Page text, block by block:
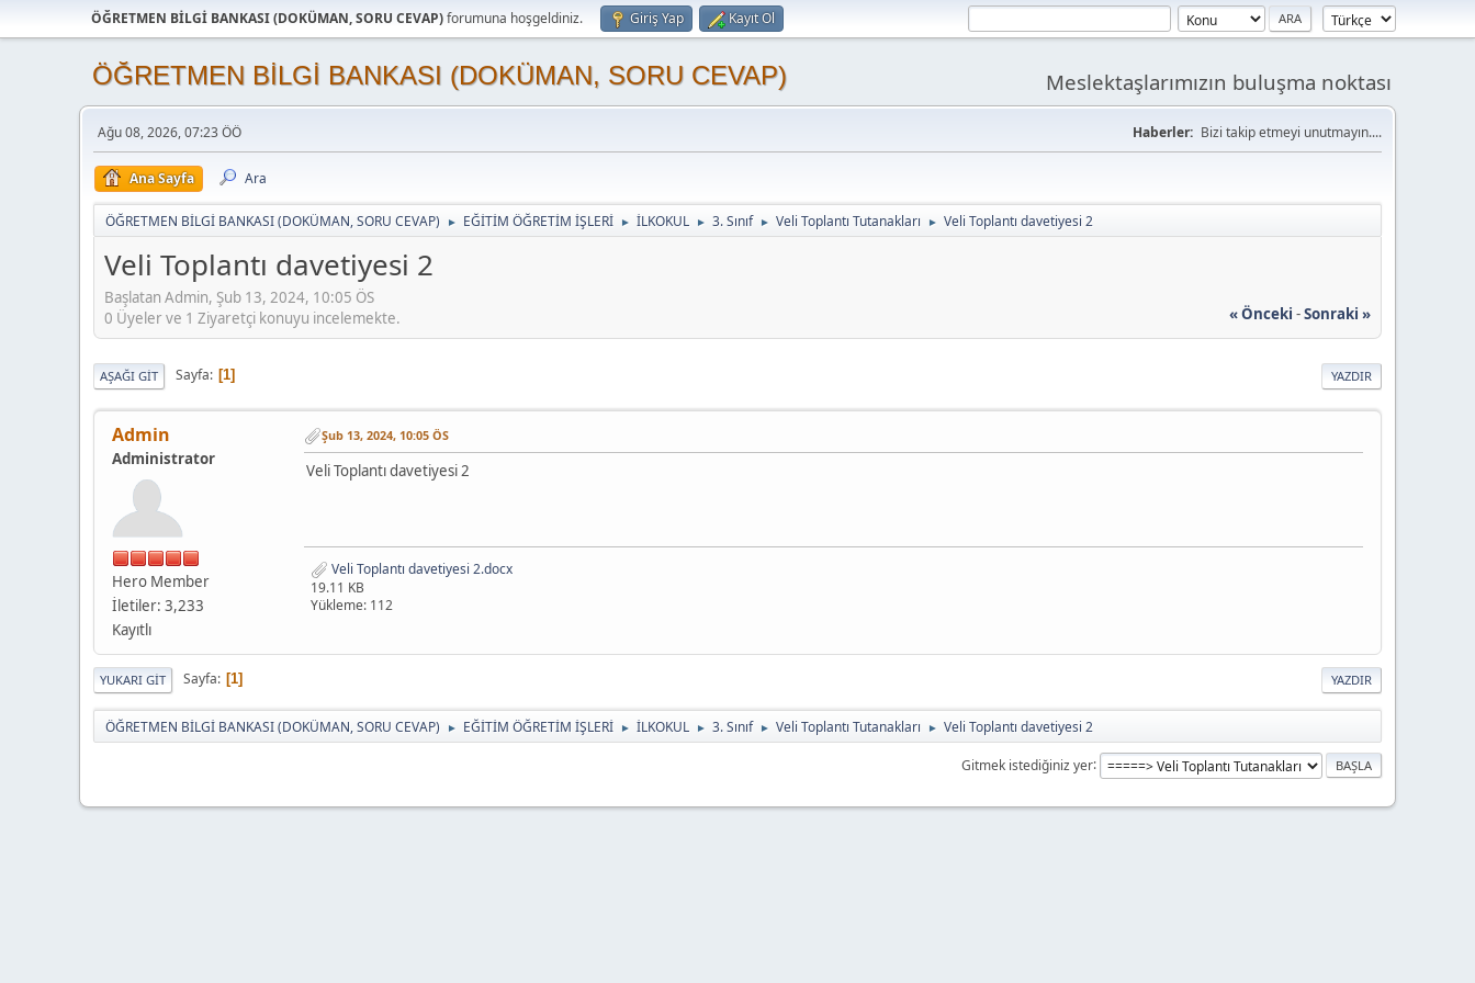
ÖĞRETMEN BİLGİ BANKASI (DOKÜMAN, SORU CEVAP)forumuna hoşgeldiniz. Giriş Yap Kayıt Ol
ÖĞRETMEN BİLGİ BANKASI (DOKÜMAN, SORU CEVAP) Meslektaşlarımızın buluşma noktası
Ağu 08, 2026, 07:23 ÖÖ Haberler: Bizi takip etmeyi unutmayın....
Ana Sayfa Ara
ÖĞRETMEN BİLGİ BANKASI (DOKÜMAN, SORU CEVAP) ► EĞİTİM ÖĞRETİM İŞLERİ ► İLKOKUL ► 3. Sınıf ► Veli Toplantı Tutanakları ► Veli Toplantı davetiyesi 2
Veli Toplantı davetiyesi 2
Başlatan Admin, Şub 13, 2024, 10:05 ÖS
« Önceki -Sonraki »
0 Üyeler ve 1 Ziyaretçi konuyu incelemekte.
YAZDIR
AŞAĞI GIT Sayfa 1
Admin
Administrator
Hero Member
İletiler: 3,233
Kayıtlı
Şub 13, 2024, 10:05 ÖS
Veli Toplantı davetiyesi 2
Veli Toplantı davetiyesi 2.docx
19.11 KB
Yükleme: 112
YAZDIR
YUKARI GIT Sayfa 1
ÖĞRETMEN BİLGİ BANKASI (DOKÜMAN, SORU CEVAP) ► EĞİTİM ÖĞRETİM İŞLERİ ► İLKOKUL ► 3. Sınıf ► Veli Toplantı Tutanakları ► Veli Toplantı davetiyesi 2
Gitmek istediğiniz yer